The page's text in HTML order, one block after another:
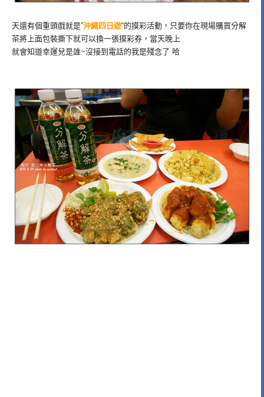
天還有個重頭戲就是”沖繩四日遊“的摸彩活動，只要你在現場購買分解
茶將上面包裝撕下就可以換一張摸彩券，當天晚上
就會知道幸運兒是誰~沒接到電話的我是殘念了 哈